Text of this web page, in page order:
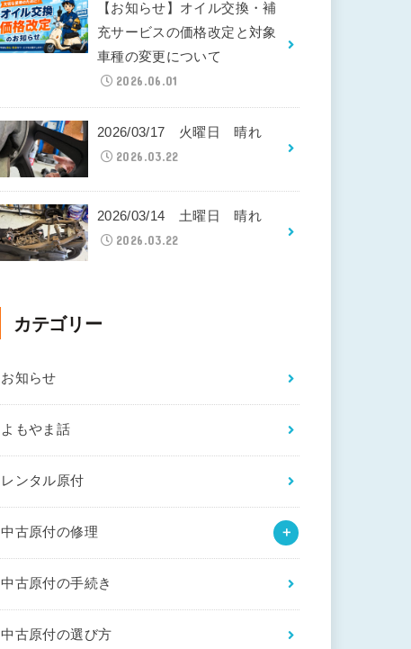
【お知らせ】オイル交換・補
充サービスの価格改定と対象
車種の変更について
2026.06.01
2026/03/17 火曜日 晴れ
2026.03.22
2026/03/14 土曜日 晴れ
2026.03.22
カテゴリー
お知らせ
よもやま話
レンタル原付
中古原付の修理
中古原付の手続き
中古原付の選び方